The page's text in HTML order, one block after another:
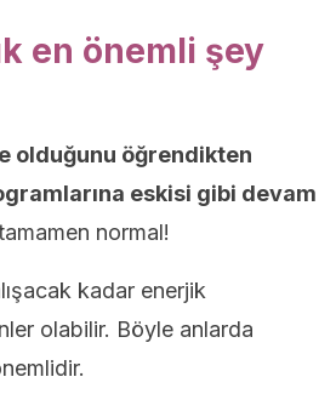
en önemli şey
olduğunu öğrendikten
eskisi gibi devam
normal!
kadar enerjik
olabilir. Böyle anlarda